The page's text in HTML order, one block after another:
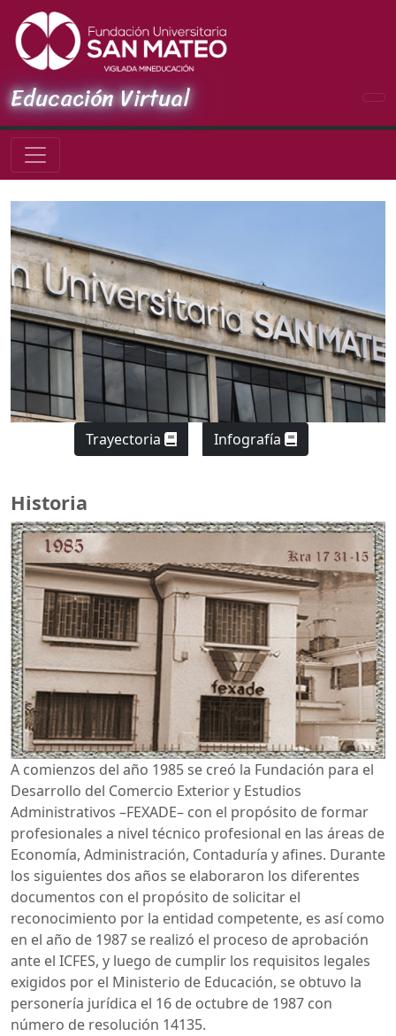
Educación Virtual
Trayectoria Infografía
Historia
A comienzos del año 1985 se creó la Fundación para el
Desarrollo del Comercio Exterior y Estudios
Administrativos –FEXADE– con el propósito de formar
profesionales a nivel técnico profesional en las áreas de
Economía, Administración, Contaduría y afines. Durante
los siguientes dos años se elaboraron los diferentes
documentos con el propósito de solicitar el
reconocimiento por la entidad competente, es así como
en el año de 1987 se realizó el proceso de aprobación
ante el ICFES, y luego de cumplir los requisitos legales
exigidos por el Ministerio de Educación, se obtuvo la
personería jurídica el 16 de octubre de 1987 con
número de resolución 14135.